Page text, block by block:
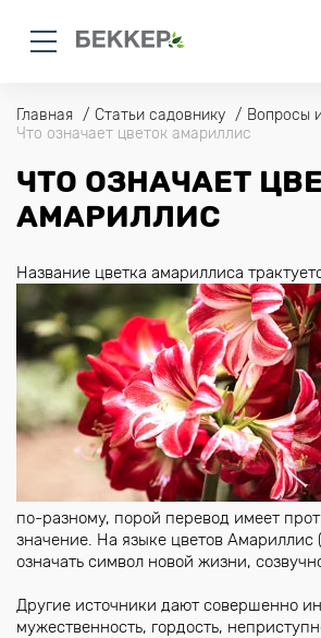
Главная Статьи садовнику
Вопросы
Что означает цветок амариллис
ЧТО ОЗНАЧАЕТ
АМАРИЛЛИС
Название цветка амариллиса
по-разному, порой перевод имеет
значение. На языке цветов Амариллис
означать символ новой жизни,
Другие источники дают совершенно
мужественность, гордость,